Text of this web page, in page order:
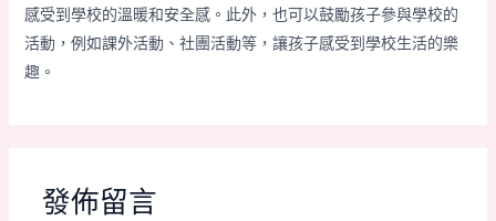
感受到學校的溫暖和安全感。此外，也可以鼓勵孩子參與學校的
活動，例如課外活動、社團活動等，讓孩子感受到學校生活的樂
趣。
發佈留言